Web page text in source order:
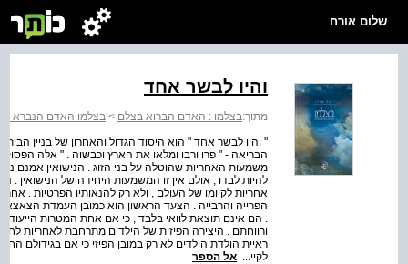
שלום אורח
והיו לבשר אחד
מתוך:בצלמו : האדם הברוא בצלם > בצלמו האדם הנברא
" והיו לבשר אחד " הוא היסוד הגדול והאחרון של בניין
הבריאה - " פרו ורבו ומלאו את הארץ וכבשוה . " אלה
משמעות האחריות שהוטלה על בני הזוג . הנישואין אמנם
להיות לבדו , אולם אין זו המשמעות היחידה של הנישואין .
אחריות לקיומו של העולם , ולא רק להנאותיו הפרטיות .
הפרייה והרבייה . הצעד הראשון הוא כמובן העמדת הצאצאים
. הם אינם תוצאת לוואי בלבד , כי אם אחת המטרות
ורווחתם . היצירה הפיזית של הילדים מתרחבת לאחריות
ראיית הולדת הילדים לא רק במובן הפיזי כי אם בגידולם
לקיי... אל הספר